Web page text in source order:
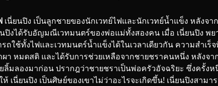
เนี่ยนปิง เป็นลูกชายของนักเวทย์ไฟและนักเวทย์น้ำแข็ง หลังจ
ปิงได้รับอัญมณีเวทมนตร์ของพ่อแม่ทั้งสองคน เมื่อ เนี่ยนปิง พ
ถใช้ทั้งไฟและเวทมนตร์น้ำแข็งได้ในเวลาเดียวกัน ความสำเร็
า หมดสติ และได้รับการช่วยเหลือจากชายชราคนหนึ่ง หลังจ
ลิ้มลองมาก่อน ปรากฎว่าชายชราเป็นพ่อครัวอัจฉริยะ ซึ่งครั้งห
นี่ยนปิง เป็นศิษย์ของเขาไม่ว่าอะไรจะเกิดขึ้น! เนี่ยนปิงสามา